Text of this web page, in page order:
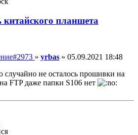
китайского планшета
#2973 » yrbas » 05.09.2021 18:48
случайно не осталось прошивки на
FTP даже папки S106 нет